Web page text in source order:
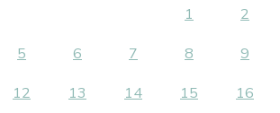
1
2
5 6 7 8
9
12 13 14 15
16